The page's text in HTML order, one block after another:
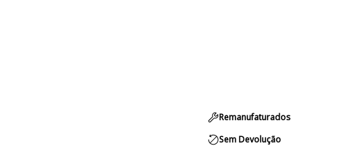
Remanufaturados
Sem Devolução